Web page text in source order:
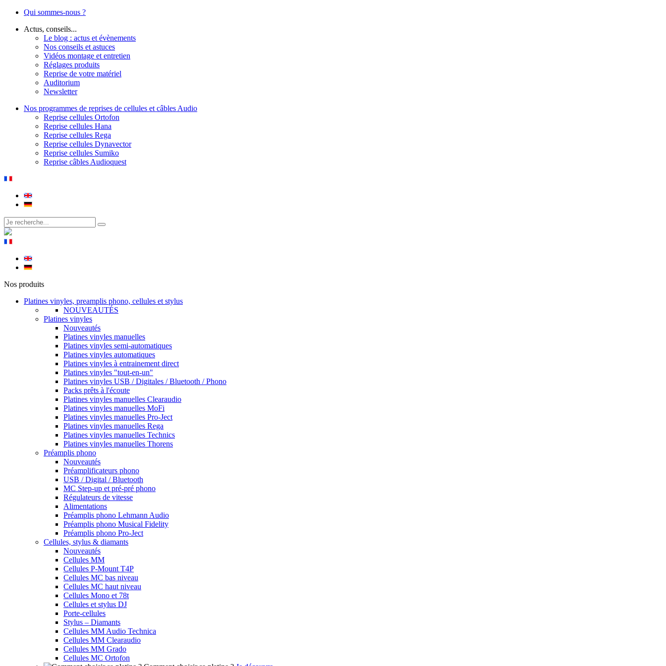
Qui sommes-nous ?
Actus, conseils...
Le blog : actus et évènements
Nos conseils et astuces
Vidéos montage et entretien
Réglages produits
Reprise de votre matériel
Auditorium
Newsletter
Nos programmes de reprises de cellules et câbles Audio
Reprise cellules Ortofon
Reprise cellules Hana
Reprise cellules Rega
Reprise cellules Dynavector
Reprise cellules Sumiko
Reprise câbles Audioquest
Nos produits
Platines vinyles, preamplis phono, cellules et stylus
NOUVEAUTÉS
Platines vinyles
Nouveautés
Platines vinyles manuelles
Platines vinyles semi-automatiques
Platines vinyles automatiques
Platines vinyles à entrainement direct
Platines vinyles "tout-en-un"
Platines vinyles USB / Digitales / Bluetooth / Phono
Packs prêts à l'écoute
Platines vinyles manuelles Clearaudio
Platines vinyles manuelles MoFi
Platines vinyles manuelles Pro-Ject
Platines vinyles manuelles Rega
Platines vinyles manuelles Technics
Platines vinyles manuelles Thorens
Préamplis phono
Nouveautés
Préamplificateurs phono
USB / Digital / Bluetooth
MC Step-up et pré-pré phono
Régulateurs de vitesse
Alimentations
Préamplis phono Lehmann Audio
Préamplis phono Musical Fidelity
Préamplis phono Pro-Ject
Cellules, stylus & diamants
Nouveautés
Cellules MM
Cellules P-Mount T4P
Cellules MC bas niveau
Cellules MC haut niveau
Cellules Mono et 78t
Cellules et stylus DJ
Porte-cellules
Stylus – Diamants
Cellules MM Audio Technica
Cellules MM Clearaudio
Cellules MM Grado
Cellules MC Ortofon